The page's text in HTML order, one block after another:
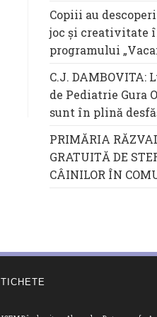
Copiii au
joc și creativitate
programului
C.J.
de Pediatrie Gura
sunt în plină
PRIMĂRIA
GRATUITĂ DE
CÂINILOR ÎN